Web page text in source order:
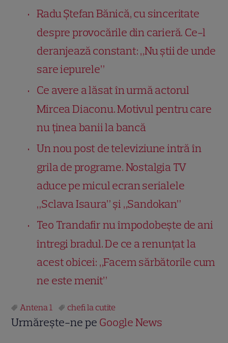
Radu Ștefan Bănică, cu sinceritate
despre provocările din carieră. Ce-l
deranjează constant: „Nu știi de unde
sare iepurele”
Ce avere a lăsat în urmă actorul
Mircea Diaconu. Motivul pentru care
nu ținea banii la bancă
Un nou post de televiziune intră în
grila de programe. Nostalgia TV
aduce pe micul ecran serialele
„Sclava Isaura” și „Sandokan”
Teo Trandafir nu împodobește de ani
întregi bradul. De ce a renunțat la
acest obicei: „Facem sărbătorile cum
ne este menit”
Antena 1 chefi la cutite
Urmărește-ne pe Google News